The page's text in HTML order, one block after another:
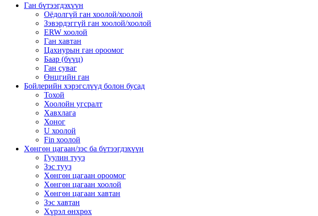
Ган бүтээгдэхүүн
Оёдолгүй ган хоолой/хоолой
Зэвэрдэггүй ган хоолой/хоолой
ERW хоолой
Ган хавтан
Цахиурын ган ороомог
Баар (бүүц)
Ган суваг
Өнцгийн ган
Бойлерийн хэрэгслүүд болон бусад
Тохой
Хоолойн угсралт
Хавхлага
Хоног
U хоолой
Fin хоолой
Хөнгөн цагаан/зэс ба бүтээгдэхүүн
Гуулин тууз
Зэс тууз
Хөнгөн цагаан ороомог
Хөнгөн цагаан хоолой
Хөнгөн цагаан хавтан
Зэс хавтан
Хүрэл өнхрөх